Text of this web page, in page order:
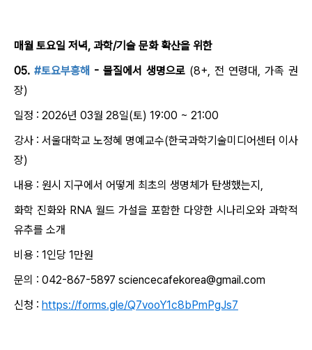
매월 토요일 저녁, 과학/기술 문화 확산을 위한
05. #토요부흥해 - 물질에서 생명으로 (8+, 전 연령대, 가족 권
장)
일정 : 2026년 03월 28일(토) 19:00 ~ 21:00
강사 : 서울대학교 노정혜 명예교수(한국과학기술미디어센터 이사
장)
내용 : 원시 지구에서 어떻게 최초의 생명체가 탄생했는지,
화학 진화와 RNA 월드 가설을 포함한 다양한 시나리오와 과학적
유추를 소개
비용 : 1인당 1만원
문의 : 042-867-5897 sciencecafekorea@gmail.com
신청 : https://forms.gle/Q7vooY1c8bPmPgJs7